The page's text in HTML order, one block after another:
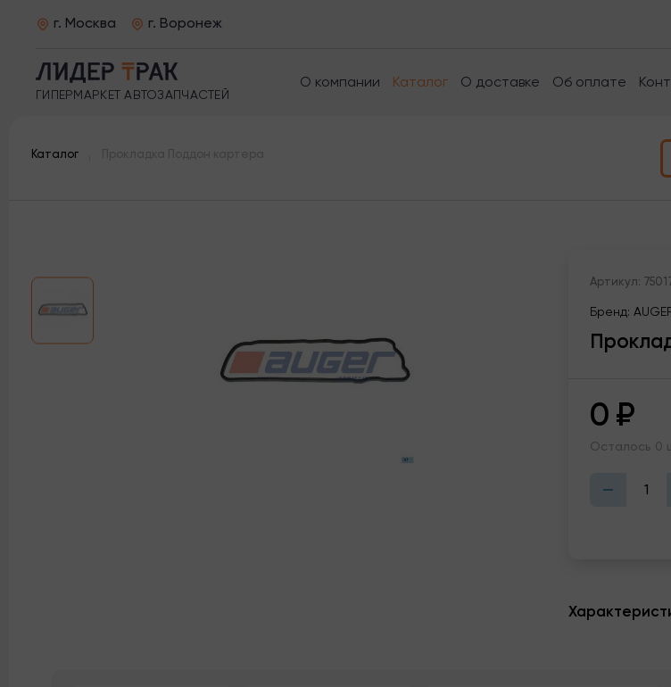
г. Москва г. Воронеж
ГИПЕРМАРКЕТ АВТОЗАПЧАСТЕЙ
О компании Каталог О доставке Об оплате
Каталог
Артикул:
Бренд:
0 ₽
Осталось 0